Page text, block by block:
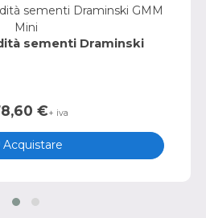
sementi Draminski
€+ iva
Acquistare